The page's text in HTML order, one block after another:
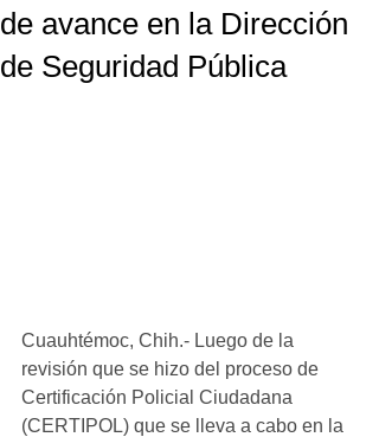
de avance en la Dirección
de Seguridad Pública
Cuauhtémoc, Chih.- Luego de la
revisión que se hizo del proceso de
Certificación Policial Ciudadana
(CERTIPOL) que se lleva a cabo en la